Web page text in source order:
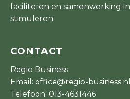
faciliteren en samenwerking
stimuleren.
CONTACT
Regio Business
Email: office@regio-business.nl
Telefoon: 013-4631446